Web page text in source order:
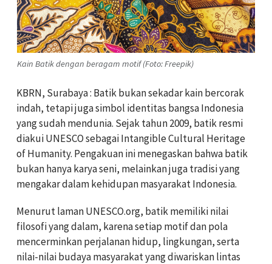
Kain Batik dengan beragam motif (Foto: Freepik)
KBRN, Surabaya : Batik bukan sekadar kain bercorak
indah, tetapi juga simbol identitas bangsa Indonesia
yang sudah mendunia. Sejak tahun 2009, batik resmi
diakui UNESCO sebagai Intangible Cultural Heritage
of Humanity. Pengakuan ini menegaskan bahwa batik
bukan hanya karya seni, melainkan juga tradisi yang
mengakar dalam kehidupan masyarakat Indonesia.
Menurut laman UNESCO.org, batik memiliki nilai
filosofi yang dalam, karena setiap motif dan pola
mencerminkan perjalanan hidup, lingkungan, serta
nilai-nilai budaya masyarakat yang diwariskan lintas